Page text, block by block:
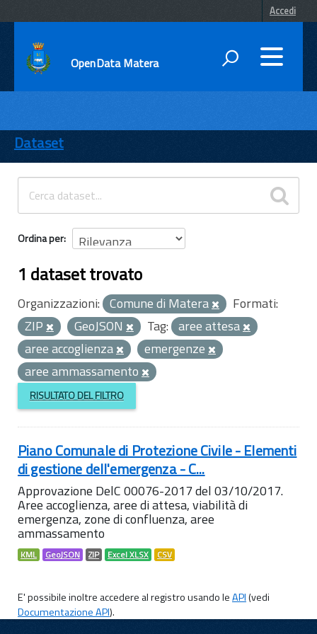
Accedi
OpenData Matera
ENTI
TEMI
INFORMAZIONI
Dataset
Ordina per
1 dataset trovato
Organizzazioni: Comune di Matera
Formati:
ZIP
GeoJSON Tag: aree attesa
aree accoglienza
emergenze
aree ammassamento
RISULTATO DEL FILTRO
Piano Comunale di Protezione Civile - Elementi
di gestione dell'emergenza - C...
Approvazione DelC 00076-2017 del 03/10/2017.
Aree accoglienza, aree di attesa, viabilità di
emergenza, zone di confluenza, aree
ammassamento
KML GeoJSON ZIP Excel XLSX CSV
E' possibile inoltre accedere al registro usando leAPI(vedi
Documentazione API).